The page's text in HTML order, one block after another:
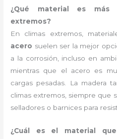
¿Qué material es más
extremos?
En climas extremos,
acero suelen ser la mejor
a la corrosión, incluso en
mientras que el acero es
cargas pesadas. La madera
climas extremos, siempre que
selladores o barnices para
¿Cuál es el material